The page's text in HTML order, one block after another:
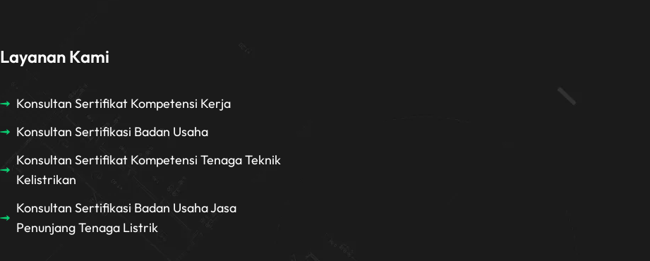
Layanan Kami
Konsultan Sertifikat Kompetensi Kerja
Konsultan Sertifikasi Badan Usaha
Konsultan Sertifikat Kompetensi Tenaga Teknik
Kelistrikan
Konsultan Sertifikasi Badan Usaha Jasa
Penunjang Tenaga Listrik